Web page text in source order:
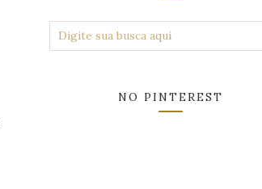
NO PINTEREST